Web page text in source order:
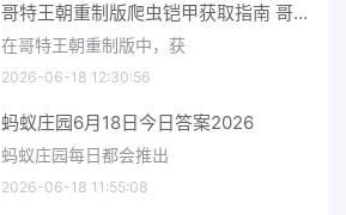
哥特王朝重制版爬虫铠甲获取指南 哥特王朝重制版爬虫铠甲获取方法
在哥特王朝重制版中，获
2026-06-18 12:30:56
蚂蚁庄园6月18日今日答案2026
蚂蚁庄园每日都会推出
2026-06-18 11:55:08